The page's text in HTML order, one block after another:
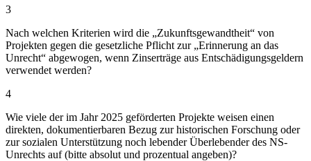
3
Nach welchen Kriterien wird die „Zukunftsgewandtheit“ von
Projekten gegen die gesetzliche Pflicht zur „Erinnerung an das
Unrecht“ abgewogen, wenn Zinserträge aus Entschädigungsgeldern
verwendet werden?
4
Wie viele der im Jahr 2025 geförderten Projekte weisen einen
direkten, dokumentierbaren Bezug zur historischen Forschung oder
zur sozialen Unterstützung noch lebender Überlebender des NS-
Unrechts auf (bitte absolut und prozentual angeben)?